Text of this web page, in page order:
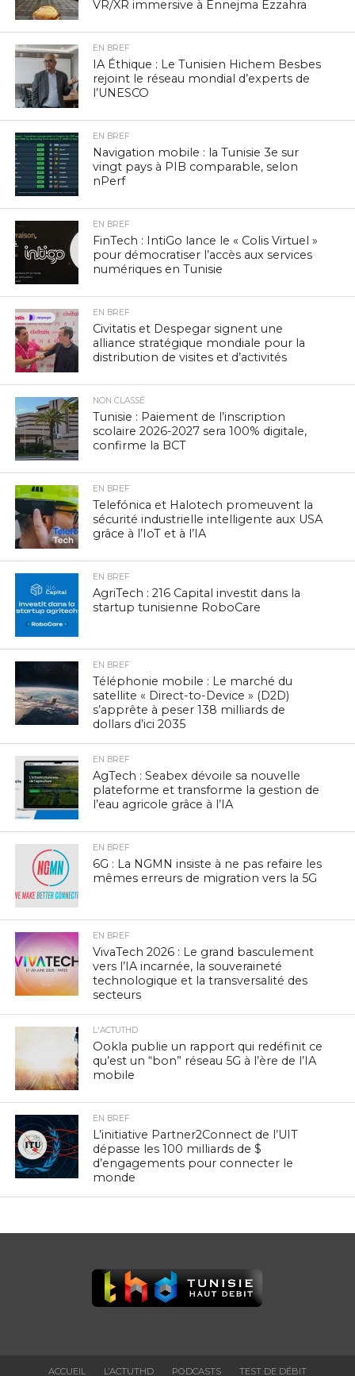
VR/XR immersive à Ennejma Ezzahra
EN BREF
IA Éthique : Le Tunisien Hichem Besbes
rejoint le réseau mondial d’experts de
l’UNESCO
EN BREF
Navigation mobile : la Tunisie 3e sur
vingt pays à PIB comparable, selon
nPerf
EN BREF
FinTech : IntiGo lance le « Colis Virtuel »
pour démocratiser l’accès aux services
numériques en Tunisie
EN BREF
Civitatis et Despegar signent une
alliance stratégique mondiale pour la
distribution de visites et d’activités
NON CLASSÉ
Tunisie : Paiement de l’inscription
scolaire 2026-2027 sera 100% digitale,
confirme la BCT
EN BREF
Telefónica et Halotech promeuvent la
sécurité industrielle intelligente aux USA
grâce à l’IoT et à l’IA
EN BREF
AgriTech : 216 Capital investit dans la
startup tunisienne RoboCare
EN BREF
Téléphonie mobile : Le marché du
satellite « Direct-to-Device » (D2D)
s’apprête à peser 138 milliards de
dollars d’ici 2035
EN BREF
AgTech : Seabex dévoile sa nouvelle
plateforme et transforme la gestion de
l’eau agricole grâce à l’IA
EN BREF
6G : La NGMN insiste à ne pas refaire les
mêmes erreurs de migration vers la 5G
EN BREF
VivaTech 2026 : Le grand basculement
vers l’IA incarnée, la souveraineté
technologique et la transversalité des
secteurs
L'ACTUTHD
Ookla publie un rapport qui redéfinit ce
qu’est un “bon” réseau 5G à l’ère de l’IA
mobile
EN BREF
L’initiative Partner2Connect de l’UIT
dépasse les 100 milliards de $
d’engagements pour connecter le
monde
ACCUEIL L’ACTUTHD PODCASTS TEST DE DÉBIT